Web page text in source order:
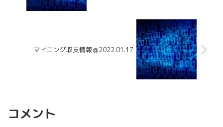
マイニング収支情報＠2022.01.17
コメント